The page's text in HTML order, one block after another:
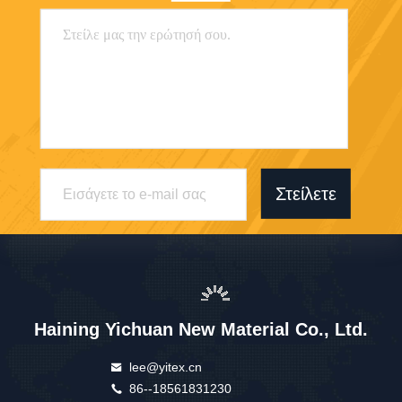
Στείλετε
Haining Yichuan New Material Co., Ltd.
lee@yitex.cn
86--18561831230